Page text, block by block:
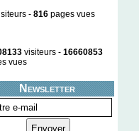
- 816 pages vues
visiteurs - 16660853
vues
Newsletter